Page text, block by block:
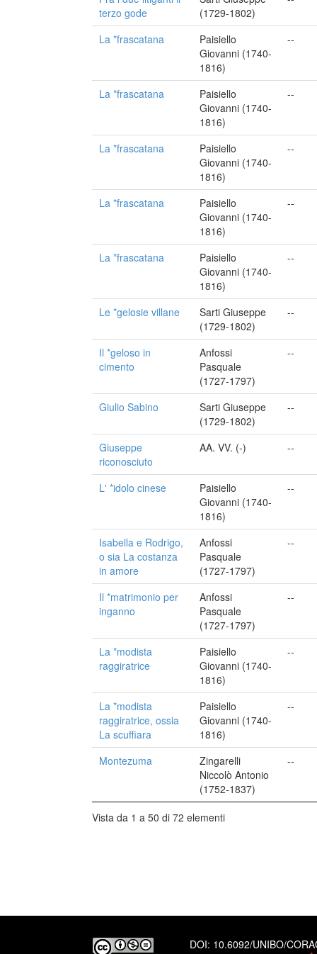
terzo gode
(1729-1802)
La *frascatana
Paisiello
Giovanni (1740-
1816)
--
La *frascatana
Paisiello
Giovanni (1740-
1816)
--
La *frascatana
Paisiello
Giovanni (1740-
1816)
--
La *frascatana
Paisiello
Giovanni (1740-
1816)
--
La *frascatana
Paisiello
Giovanni (1740-
1816)
--
Le *gelosie villane
Sarti Giuseppe
(1729-1802)
--
Il *geloso in
cimento
Anfossi
Pasquale
(1727-1797)
--
Giulio Sabino
Sarti Giuseppe
(1729-1802)
--
Giuseppe
riconosciuto
AA. VV. (-) --
L' *idolo cinese
Paisiello
Giovanni (1740-
1816)
--
Isabella e Rodrigo,
o sia La costanza
in amore
Anfossi
Pasquale
(1727-1797)
--
Il *matrimonio per
inganno
Anfossi
Pasquale
(1727-1797)
--
La *modista
raggiratrice
Paisiello
Giovanni (1740-
1816)
--
La *modista
raggiratrice, ossia
La scuffiara
Paisiello
Giovanni (1740-
1816)
--
Montezuma
Zingarelli
Niccolò Antonio
(1752-1837)
--
Vista da 1 a 50 di 72 elementi
DOI: 10.6092/UNIBO/